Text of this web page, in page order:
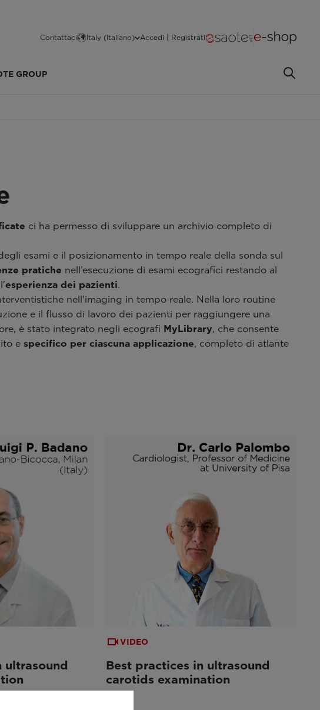
Contattaci Italy (Italiano) Accedi | Registrati
GROUP
ci ha permesso di sviluppare un archivio completo di
esami e il posizionamento in tempo reale della sonda sul
pratiche nell’esecuzione di esami ecografici restando al
esperienza dei pazienti.
nell'imaging in tempo reale. Nella loro routine
e il flusso di lavoro dei pazienti per raggiungere una
è stato integrato negli ecografi MyLibrary, che consente
e specifico per ciascuna applicazione, completo di atlante
ultrasound
VIDEO
Best practices in ultrasound
carotids examination